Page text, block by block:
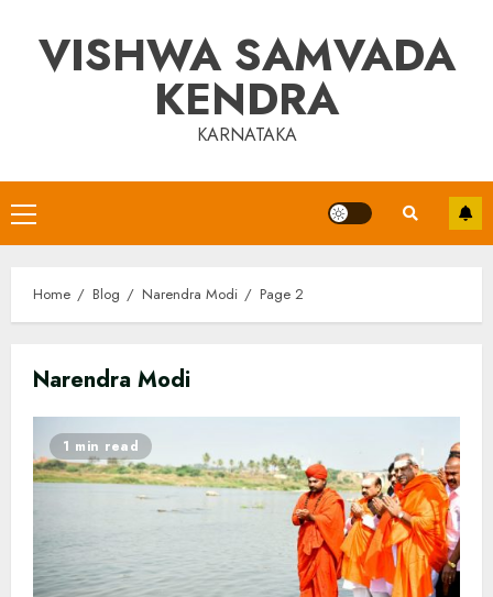
contentVISHWA SAMVADA
KENDRA
KARNATAKA
Primary
Menu
Home Blog Narendra Modi Page 2
Narendra Modi
1 min read